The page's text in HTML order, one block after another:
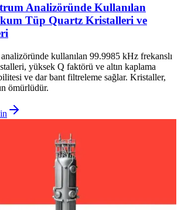
Analizöründe Kullanılan
Tüp Quartz Kristalleri ve
kullanılan 99.9985 kHz frekanslı
yüksek Q faktörü ve altın kaplama
ve dar bant filtreleme sağlar. Kristaller,
ömürlüdür.